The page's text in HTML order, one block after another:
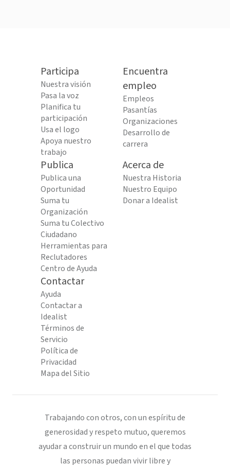
Participa
Nuestra visión
Pasa la voz
Planifica tu
participación
Usa el logo
Apoya nuestro
trabajo
Encuentra
empleo
Empleos
Pasantías
Organizaciones
Desarrollo de
carrera
Publica
Publica una
Oportunidad
Suma tu
Organización
Suma tu Colectivo
Ciudadano
Herramientas para
Reclutadores
Centro de Ayuda
Acerca de
Nuestra Historia
Nuestro Equipo
Donar a Idealist
Contactar
Ayuda
Contactar a
Idealist
Términos de
Servicio
Política de
Privacidad
Mapa del Sitio
Trabajando con otros, con un espíritu de
generosidad y respeto mutuo, queremos
ayudar a construir un mundo en el que todas
las personas puedan vivir libre y